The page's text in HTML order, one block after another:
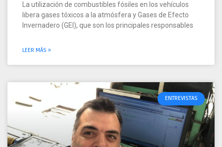
La utilización de combustibles fósiles en los vehículos
libera gases tóxicos a la atmósfera y Gases de Efecto
Invernadero (GEI), que son los principales responsables
LEER MÁS »
ENTREVISTAS